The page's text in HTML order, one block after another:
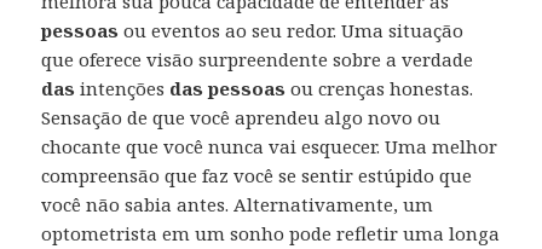
pessoas ou eventos ao seu redor. Uma situação
que oferece visão surpreendente sobre a verdade
das intenções das pessoas ou crenças honestas.
Sensação de que você aprendeu algo novo ou
chocante que você nunca vai esquecer. Uma melhor
compreensão que faz você se sentir estúpido que
você não sabia antes. Alternativamente, um
optometrista em um sonho pode refletir uma longa